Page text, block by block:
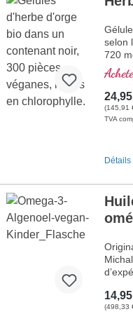
BS-85
selon
720
ou
sans
sans
ans
plus
les
bio
(145,91
TVA
Détails
haute
(498,33